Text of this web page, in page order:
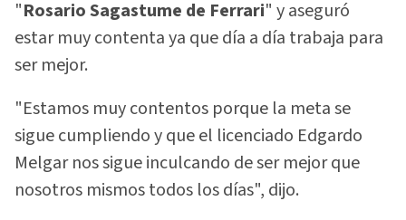
"Rosario Sagastume de Ferrari" y aseguró
estar muy contenta ya que día a día trabaja para
ser mejor.
"Estamos muy contentos porque la meta se
sigue cumpliendo y que el licenciado Edgardo
Melgar nos sigue inculcando de ser mejor que
nosotros mismos todos los días", dijo.